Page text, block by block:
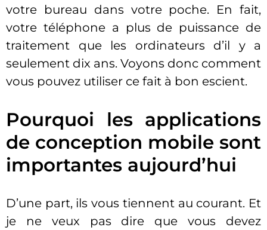
votre bureau dans votre poche. En fait,
votre téléphone a plus de puissance de
traitement que les ordinateurs d’il y a
seulement dix ans. Voyons donc comment
vous pouvez utiliser ce fait à bon escient.
Pourquoi les applications
de conception mobile sont
importantes aujourd’hui
D’une part, ils vous tiennent au courant. Et
je ne veux pas dire que vous devez